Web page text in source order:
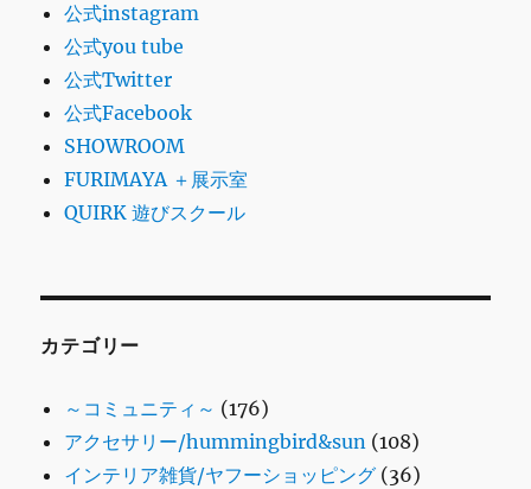
公式instagram
公式you tube
公式Twitter
公式Facebook
SHOWROOM
FURIMAYA ＋展示室
QUIRK 遊びスクール
カテゴリー
～コミュニティ～ (176)
アクセサリー/hummingbird&sun (108)
インテリア雑貨/ヤフーショッピング (36)